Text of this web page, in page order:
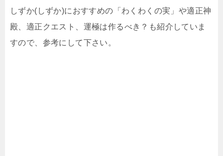
しずか(しずか)におすすめの「わくわくの実」や適正神
殿、適正クエスト、運極は作るべき？も紹介していま
すので、参考にして下さい。